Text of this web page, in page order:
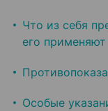
Что из себя
его применяют
Особые